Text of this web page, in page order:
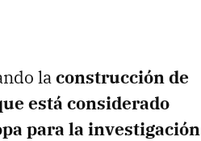
laconstrucción de
está considerado
para la investigación